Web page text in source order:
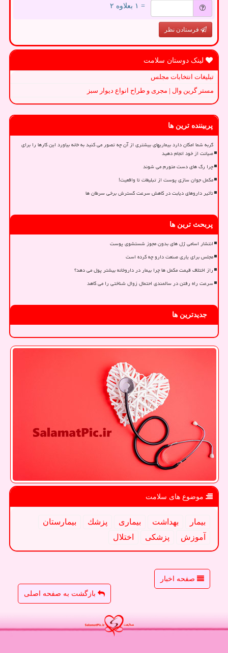
= ۱ بعلاوه ۲
فرستادن نظر
لینک دوستان سلامت
تبلیغات انتخابات مجلس
مستر گرین وال | مجری و طراح انواع دیوار سبز
پربیننده ترین ها
گربه شما امکان دارد بیماریهای بیشتری از آن چه تصور می کنید به خانه بیاورد این کارها را برای
صیانت از خود انجام دهید
چرا رگ های دست متورم می شوند
مکمل جوان سازی پوست از تبلیغات تا واقعیت!
تأثیر داروهای دیابت در کاهش سرعت گسترش برخی سرطان ها
پربحث ترین ها
انتشار اسامی ژل های بدون مجوز شستشوی پوست
مجلس برای یاری صنعت دارو چه کرده است
راز اختلاف قیمت مکمل ها چرا بیمار در داروخانه بیشتر پول می دهد؟
سرعت راه رفتن در سالمندی احتمال زوال شناختی را می کاهد
جدیدترین ها
موضوع های سلامت
بیمار بهداشت بیماری پزشك
بیمارستان
آموزش
پزشكی اختلال
صفحه اخبار
بازگشت به صفحه اصلی